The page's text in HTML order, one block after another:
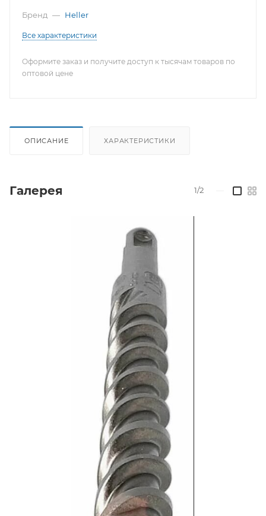
Бренд — Heller
Все характеристики
Оформите заказ и получите доступ к тысячам товаров по
оптовой цене
ОПИСАНИЕ ХАРАКТЕРИСТИКИ
Галерея 1/2